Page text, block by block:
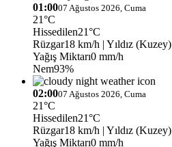
01:0007 Ağustos 2026, Cuma
21°C
Hissedilen21°C
Rüzgar18 km/h | Yıldız (Kuzey)
Yağış Miktarı0 mm/h
Nem93%
02:0007 Ağustos 2026, Cuma
21°C
Hissedilen21°C
Rüzgar18 km/h | Yıldız (Kuzey)
Yağış Miktarı0 mm/h